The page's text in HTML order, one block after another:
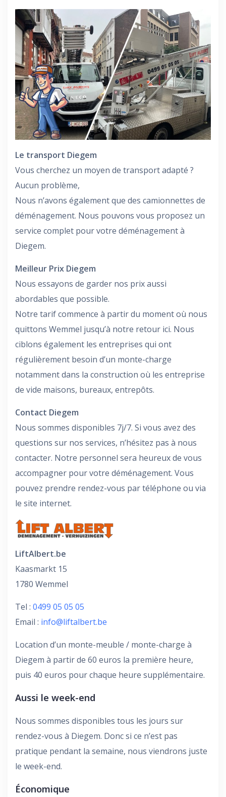
Le transport Diegem
Vous cherchez un moyen de transport adapté ?
Aucun problème,
Nous n’avons également que des camionnettes de
déménagement. Nous pouvons vous proposez un
service complet pour votre déménagement à
Diegem.
Meilleur Prix Diegem
Nous essayons de garder nos prix aussi
abordables que possible.
Notre tarif commence à partir du moment où nous
quittons Wemmel jusqu’à notre retour ici. Nous
ciblons également les entreprises qui ont
régulièrement besoin d’un monte-charge
notamment dans la construction où les entreprise
de vide maisons, bureaux, entrepôts.
Contact Diegem
Nous sommes disponibles 7j/7. Si vous avez des
questions sur nos services, n’hésitez pas à nous
contacter. Notre personnel sera heureux de vous
accompagner pour votre déménagement. Vous
pouvez prendre rendez-vous par téléphone ou via
le site internet.
LiftAlbert.be
Kaasmarkt 15
1780 Wemmel
Tel : 0499 05 05 05
Email : info@liftalbert.be
Location d’un monte-meuble / monte-charge à
Diegem à partir de 60 euros la première heure,
puis 40 euros pour chaque heure supplémentaire.
Aussi le week-end
Nous sommes disponibles tous les jours sur
rendez-vous à Diegem. Donc si ce n’est pas
pratique pendant la semaine, nous viendrons juste
le week-end.
Économique